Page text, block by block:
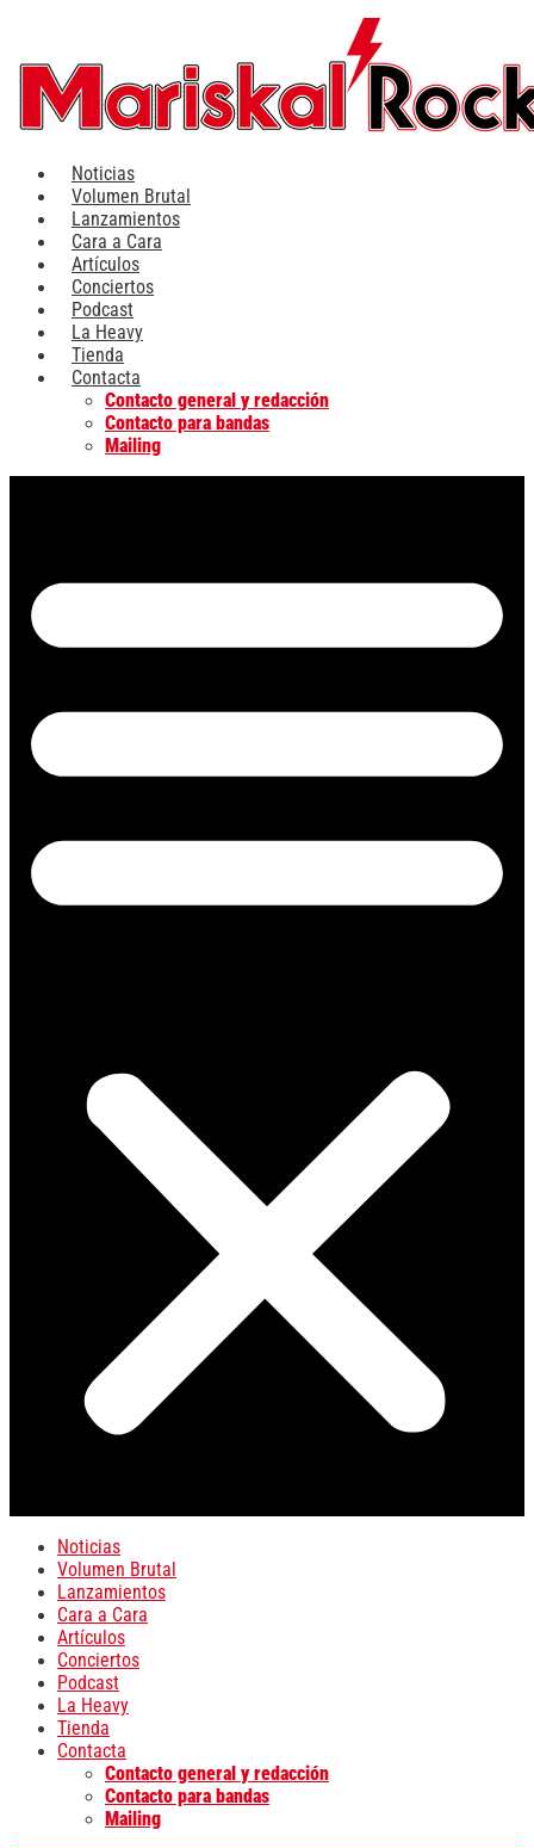
contenido
Noticias
Volumen Brutal
Lanzamientos
Cara a Cara
Artículos
Conciertos
Podcast
La Heavy
Tienda
Contacta
Contacto general y redacción
Contacto para bandas
Mailing
Noticias
Volumen Brutal
Lanzamientos
Cara a Cara
Artículos
Conciertos
Podcast
La Heavy
Tienda
Contacta
Contacto general y redacción
Contacto para bandas
Mailing